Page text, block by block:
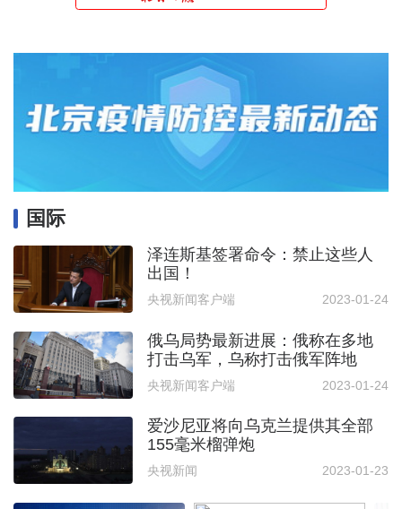
国际
泽连斯基签署命令：禁止这些人
出国！
央视新闻客户端 2023-01-24
俄乌局势最新进展：俄称在多地
打击乌军，乌称打击俄军阵地
央视新闻客户端 2023-01-24
爱沙尼亚将向乌克兰提供其全部
155毫米榴弹炮
央视新闻 2023-01-23